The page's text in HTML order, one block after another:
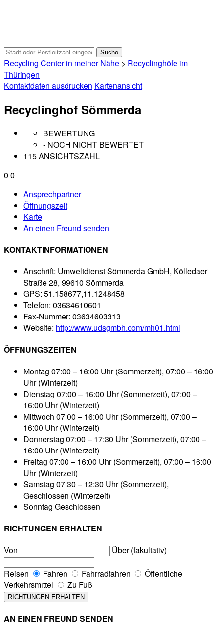
Recycling Center in meiner Nähe > Recyclinghöfe im
Thüringen
Kontaktdaten ausdrucken Kartenansicht
Recyclinghof Sömmerda
BEWERTUNG
- NOCH NICHT BEWERTET
115 ANSICHTSZAHL
0 0
Ansprechpartner
Öffnungszeit
Karte
An einen Freund senden
KONTAKTINFORMATIONEN
Anschrift: Umweltdienst Sömmerda GmbH, Kölledaer
Straße 28, 99610 Sömmerda
GPS: 51.158677,11.1248458
Telefon: 03634610601
Fax-Nummer: 03634603313
Website: http://www.udsgmbh.com/mh01.html
ÖFFNUNGSZEITEN
Montag 07:00 – 16:00 Uhr (Sommerzeit), 07:00 – 16:00
Uhr (Winterzeit)
Dienstag 07:00 – 16:00 Uhr (Sommerzeit), 07:00 –
16:00 Uhr (Winterzeit)
Mittwoch 07:00 – 16:00 Uhr (Sommerzeit), 07:00 –
16:00 Uhr (Winterzeit)
Donnerstag 07:00 – 17:30 Uhr (Sommerzeit), 07:00 –
16:00 Uhr (Winterzeit)
Freitag 07:00 – 16:00 Uhr (Sommerzeit), 07:00 – 16:00
Uhr (Winterzeit)
Samstag 07:30 – 12:30 Uhr (Sommerzeit),
Geschlossen (Winterzeit)
Sonntag Geschlossen
RICHTUNGEN ERHALTEN
Von
Über (fakultativ)
Reisen Fahren Fahrradfahren
Öffentliche
Verkehrsmittel
Zu Fuß
AN EINEN FREUND SENDEN